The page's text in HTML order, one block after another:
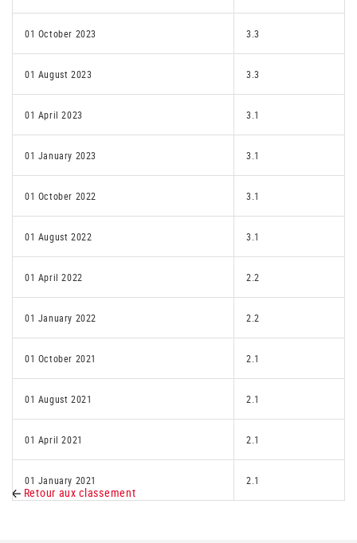
01 October 2023 3.3
01 August 2023 3.3
01 April 2023 3.1
01 January 2023 3.1
01 October 2022 3.1
01 August 2022 3.1
01 April 2022 2.2
01 January 2022 2.2
01 October 2021 2.1
01 August 2021 2.1
01 April 2021 2.1
01 January 2021 2.1
Retour aux classement